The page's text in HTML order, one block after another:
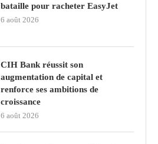
bataille pour racheter EasyJet
6 août 2026
CIH Bank réussit son
augmentation de capital et
renforce ses ambitions de
croissance
6 août 2026